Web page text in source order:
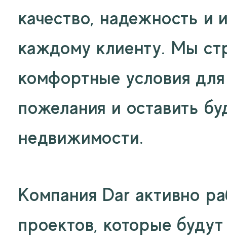
качество, надежность и
каждому клиенту. Мы
комфортные условия
пожелания и оставить
недвижимости.
Компания Dar активно
проектов, которые